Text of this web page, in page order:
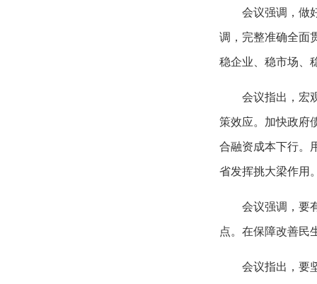
会议强调，做
调，完整准确全面
稳企业、稳市场、
会议指出，宏
策效应。加快政府
合融资成本下行。
省发挥挑大梁作用
会议强调，要
点。在保障改善民
会议指出，要